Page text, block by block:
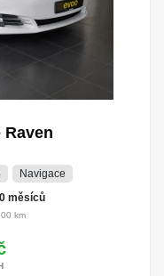
Raven
Navigace
měsíců
km